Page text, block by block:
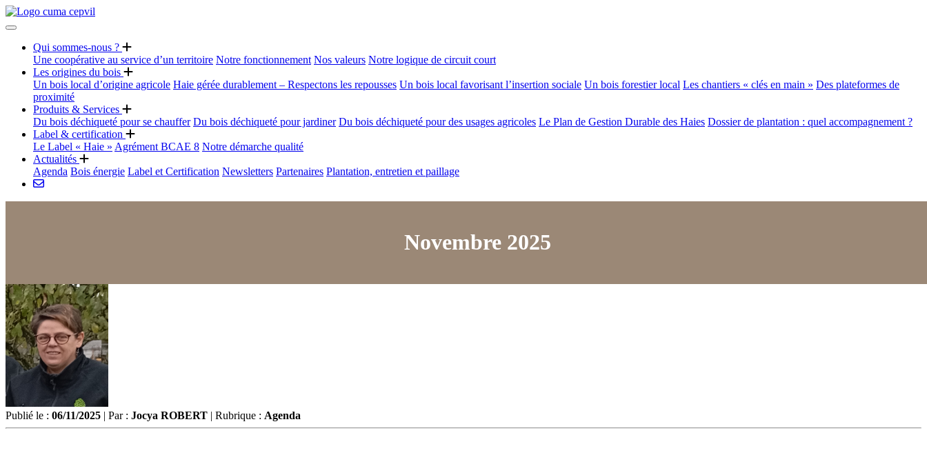
Qui sommes-nous ?
Une coopérative au service d’un territoire Notre fonctionnement Nos valeurs Notre logique de circuit court
Les origines du bois
Un bois local d’origine agricole Haie gérée durablement – Respectons les repousses Un bois local favorisant l’insertion sociale Un bois forestier local Les chantiers « clés en main » Des plateformes de
proximité
Produits & Services
Du bois déchiqueté pour se chauffer Du bois déchiqueté pour jardiner Du bois déchiqueté pour des usages agricoles Le Plan de Gestion Durable des Haies Dossier de plantation : quel accompagnement ?
Label & certification
Le Label « Haie » Agrément BCAE 8 Notre démarche qualité
Actualités
Agenda Bois énergie Label et Certification Newsletters Partenaires Plantation, entretien et paillage
Novembre 2025
Publié le : 06/11/2025 | Par : Jocya ROBERT | Rubrique : Agenda